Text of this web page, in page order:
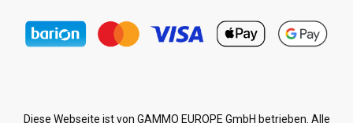
Diese Webseite ist von GAMMO EUROPE GmbH betrieben. Alle